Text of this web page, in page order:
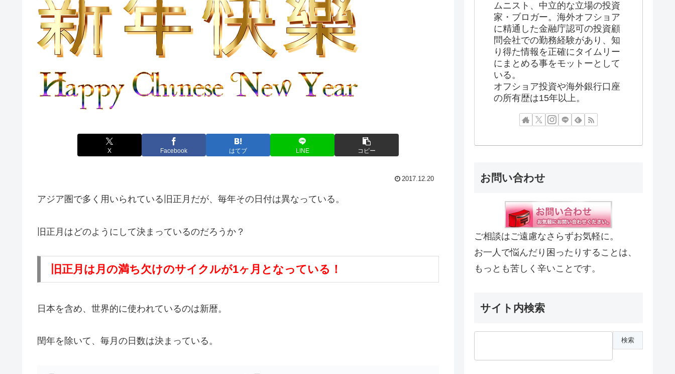
X Facebook はてブ LINE コピー
2017.12.20
アジア圏で多く用いられている旧正月だが、毎年その日付は異なっている。
旧正月はどのようにして決まっているのだろうか？
旧正月は月の満ち欠けのサイクルが1ヶ月となっている！
日本を含め、世界的に使われているのは新暦。
閏年を除いて、毎月の日数は決まっている。
ムニスト、中立的な立場の投資
家・ブロガー。海外オフショア
に精通した金融庁認可の投資顧
問会社での勤務経験があり、知
り得た情報を正確にタイムリー
にまとめる事をモットーとして
いる。
オフショア投資や海外銀行口座
の所有歴は15年以上。
お問い合わせ
ご相談はご遠慮なさらずお気軽に。
お一人で悩んだり困ったりすることは、
もっとも苦しく辛いことです。
サイト内検索